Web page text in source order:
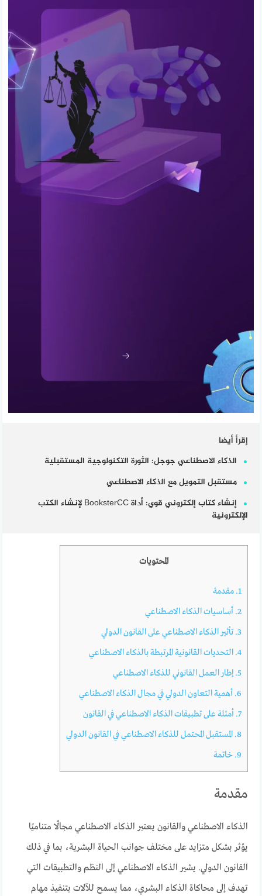
إقرأ أيضا
الذكاء الاصطناعي جوجل: الثورة التكنولوجية المستقبلية
مستقبل التمويل مع الذكاء الاصطناعي
إنشاء كتاب إلكتروني قوي: أداة BooksterCC لإنشاء الكتب
الإلكترونية
المحتويات
1. مقدمة
2. أساسيات الذكاء الاصطناعي
3. تأثير الذكاء الاصطناعي على القانون الدولي
4. التحديات القانونية المرتبطة بالذكاء الاصطناعي
5. إطار العمل القانوني للذكاء الاصطناعي
6. أهمية التعاون الدولي في مجال الذكاء الاصطناعي
7. أمثلة على تطبيقات الذكاء الاصطناعي في القانون
8. المستقبل المحتمل للذكاء الاصطناعي في القانون الدولي
9. خاتمة
مقدمة
الذكاء الاصطناعي والقانون يعتبر الذكاء الاصطناعي مجالًا متناميًا
يؤثر بشكل متزايد على مختلف جوانب الحياة البشرية، بما في ذلك
القانون الدولي. يشير الذكاء الاصطناعي إلى النظم والتطبيقات التي
تهدف إلى محاكاة الذكاء البشري، مما يسمح للآلات بتنفيذ مهام